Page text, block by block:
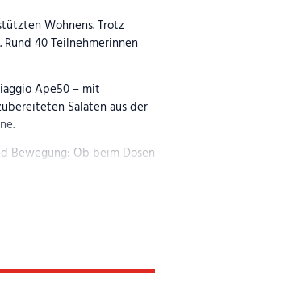
Attraktivität nach Corona
der Fanprojekte wirkt.
hinaus tief in die
Wohnens. Trotz
40 Teilnehmerinnen
Ape50 – mit
Salaten aus der
Bewegung: Ob beim Dosen
Erlebnis war die
Hause nehmen. In